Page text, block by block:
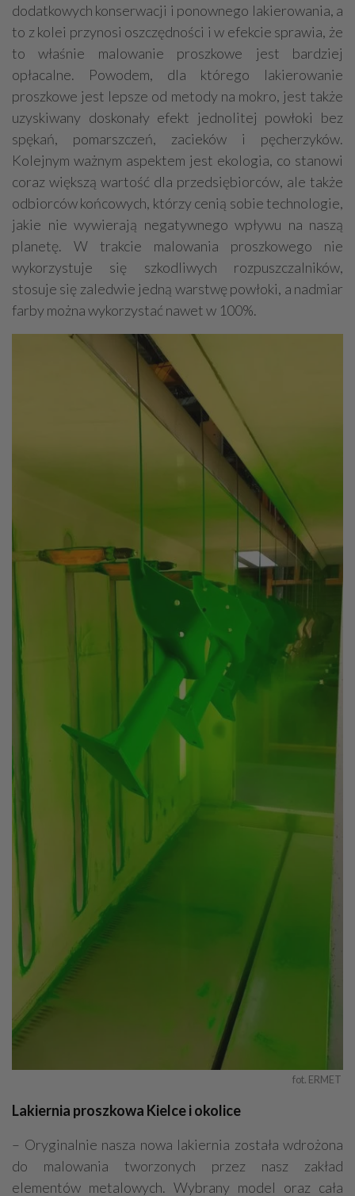
dodatkowych konserwacji i ponownego lakierowania, a
to z kolei przynosi oszczędności i w efekcie sprawia, że
to właśnie malowanie proszkowe jest bardziej
opłacalne. Powodem, dla którego lakierowanie
proszkowe jest lepsze od metody na mokro, jest także
uzyskiwany doskonały efekt jednolitej powłoki bez
spękań, pomarszczeń, zacieków i pęcherzyków.
Kolejnym ważnym aspektem jest ekologia, co stanowi
coraz większą wartość dla przedsiębiorców, ale także
odbiorców końcowych, którzy cenią sobie technologie,
jakie nie wywierają negatywnego wpływu na naszą
planetę. W trakcie malowania proszkowego nie
wykorzystuje się szkodliwych rozpuszczalników,
stosuje się zaledwie jedną warstwę powłoki, a nadmiar
farby można wykorzystać nawet w 100%.
fot. ERMET
Lakiernia proszkowa Kielce i okolice
– Oryginalnie nasza nowa lakiernia została wdrożona
do malowania tworzonych przez nasz zakład
elementów metalowych. Wybrany model oraz cała